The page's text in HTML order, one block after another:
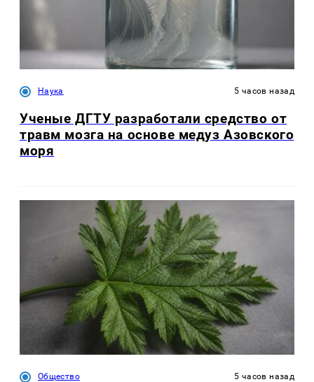
Наука 5 часов назад
Ученые ДГТУ разработали средство от
травм мозга на основе медуз Азовского
моря
Общество 5 часов назад